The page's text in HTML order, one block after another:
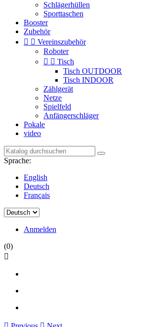
Schlägerhüllen
Sporttaschen
Booster
Zubehör
  Vereinszubehör
Roboter
  Tisch
Tisch OUTDOOR
Tisch INDOOR
Zählgerät
Netze
Spielfeld
Anfängerschläger
Pokale
video
Sprache:
English
Deutsch
Français
Anmelden
(0)
